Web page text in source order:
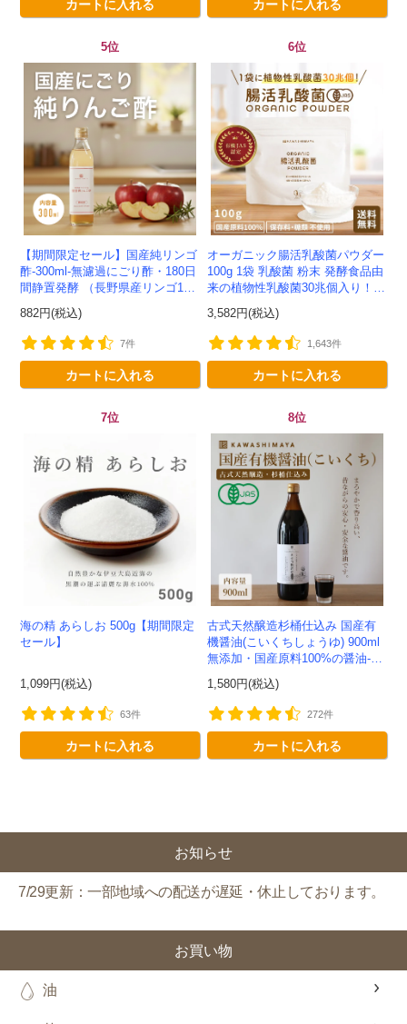
5位
【期間限定セール】国産純リンゴ
酢-300ml-無濾過にごり酢・180日
間静置発酵 （長野県産リンゴ10
882円(税込)
7件
カートに入れる
6位
オーガニック腸活乳酸菌パウダー
100g 1袋 乳酸菌 粉末 発酵食品由
来の植物性乳酸菌30兆個入り！有
料】 *メ...
3,582円(税込)
1,643件
カートに入れる
7位
海の精 あらしお 500g【期間限定
セール】
1,099円(税込)
63件
カートに入れる
8位
古式天然醸造杉桶仕込み 国産有
機醤油(こいくちしょうゆ) 900ml
無添加・国産原料100%の醤油-か
1,580円(税込)
272件
カートに入れる
お知らせ
7/29更新：一部地域への配送が遅延・休止しております。
お買い物
油
今すぐ使える300 円OFFクーポンを
ご用意しました🎁
会員登録ありがとうございます！
＼ ご登録の感謝を込めて ／
300 円OFF
対象者：かわしま屋で初めてお買い物をされる方
利用条件：3,000円以上のお買い物でご利用いただけます
ご利用回数：お一人様1回限り
クーポンのご利用方法はこちら >>